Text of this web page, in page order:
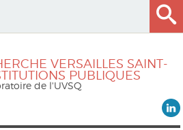
VERSAILLES SAINT-
PUBLIQUES
de l'UVSQ